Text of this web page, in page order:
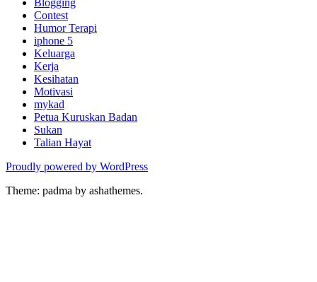
Contest
Humor Terapi
iphone 5
Keluarga
Kerja
Kesihatan
Motivasi
mykad
Petua Kuruskan Badan
Sukan
Talian Hayat
Proudly powered by WordPress
Theme: padma by ashathemes.